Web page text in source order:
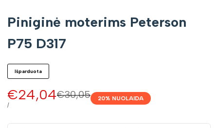
Piniginė moterims Peterson
P75 D317
Išparduota
Įprasta
€30,05
Pardavimo
kaina
€24,04
VIENETO
/
20% NUOLAIDA